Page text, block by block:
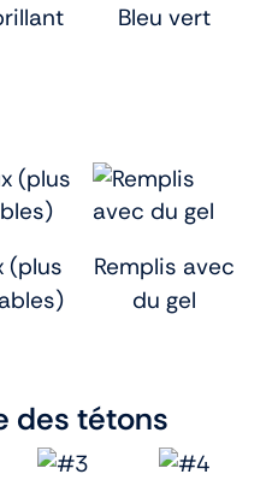
Bleu vert
(plus
Remplis avec
du gel
des tétons